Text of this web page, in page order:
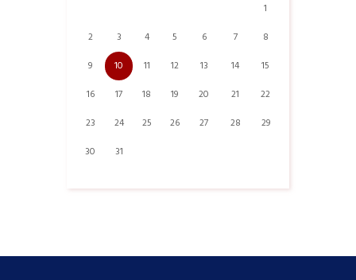
1
2
3 4 5 6 7
8
9
10 11 12 13 14
15
16
17 18 19 20 21
22
23
24 25 26 27 28
29
30
31